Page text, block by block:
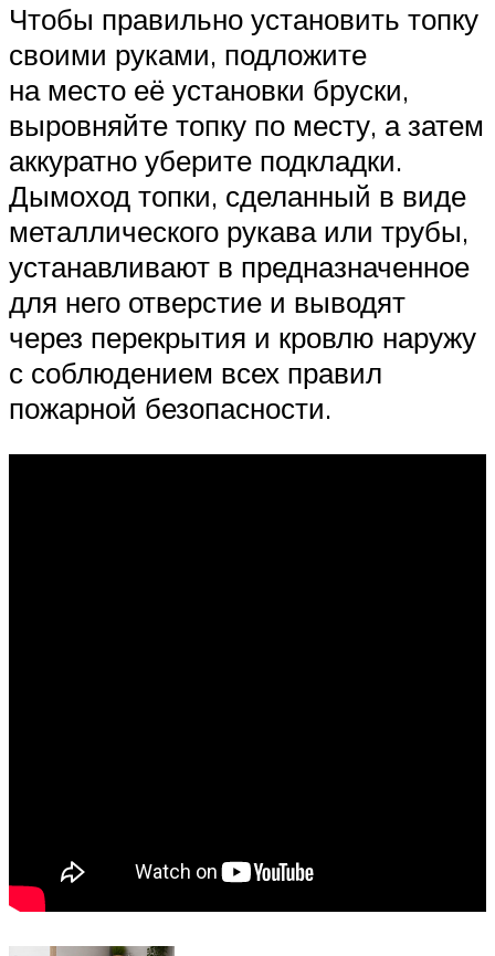
Чтобы правильно установить топку
своими руками, подложите
на место её установки бруски,
выровняйте топку по месту, а затем
аккуратно уберите подкладки.
Дымоход топки, сделанный в виде
металлического рукава или трубы,
устанавливают в предназначенное
для него отверстие и выводят
через перекрытия и кровлю наружу
с соблюдением всех правил
пожарной безопасности.